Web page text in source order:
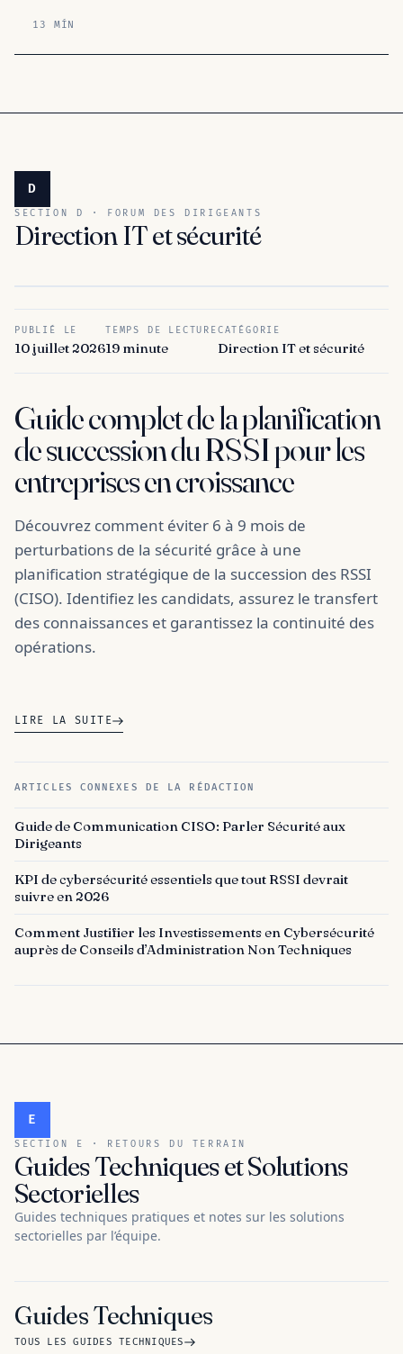
exigences de conformité en cybersécurité.
13 MÍN
D
SECTION D · FORUM DES DIRIGEANTS
Direction IT et sécurité
PUBLIÉ LE
10 juillet 2026
TEMPS DE LECTURE
19 minute
CATÉGORIE
Direction IT et sécurité
Guide complet de la planification
de succession du RSSI pour les
entreprises en croissance
Découvrez comment éviter 6 à 9 mois de
perturbations de la sécurité grâce à une
planification stratégique de la succession des RSSI
(CISO). Identifiez les candidats, assurez le transfert
des connaissances et garantissez la continuité des
opérations.
LIRE LA SUITE
ARTICLES CONNEXES DE LA RÉDACTION
Guide de Communication CISO: Parler Sécurité aux
Dirigeants
KPI de cybersécurité essentiels que tout RSSI devrait
suivre en 2026
Comment Justifier les Investissements en Cybersécurité
auprès de Conseils d’Administration Non Techniques
E
SECTION E · RETOURS DU TERRAIN
Guides Techniques et Solutions
Sectorielles
Guides techniques pratiques et notes sur les solutions
sectorielles par l’équipe.
Guides Techniques
TOUS LES GUIDES TECHNIQUES